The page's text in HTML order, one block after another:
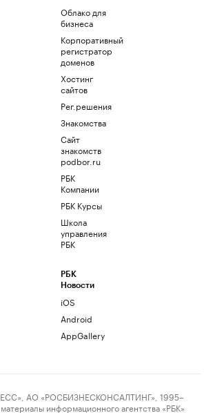
Облако для
бизнеса
Корпоративный
регистратор
доменов
Хостинг
сайтов
Рег.решения
Знакомства
Сайт
знакомств
podbor.ru
РБК
Компании
РБК Курсы
Школа
управления
РБК
РБК
Новости
iOS
Android
AppGallery
АО «РОСБИЗНЕСКОНСАЛТИНГ», 1995–
информационного агентства «РБК»